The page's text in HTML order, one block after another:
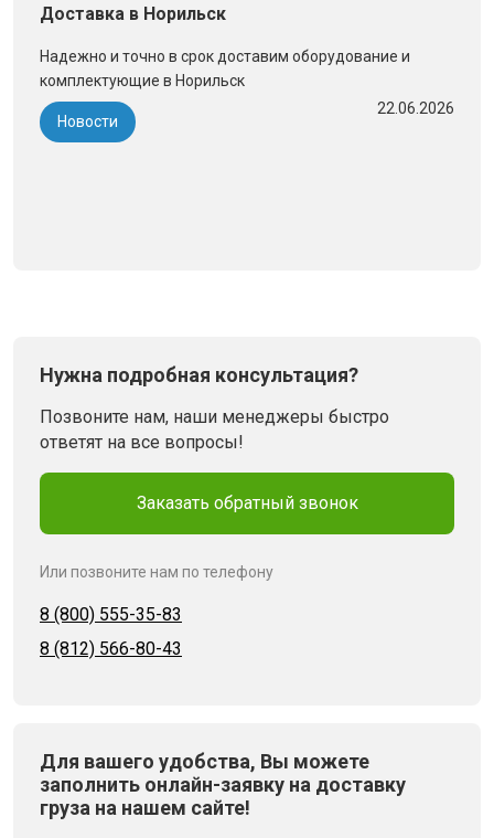
Доставка в Норильск
Надежно и точно в срок доставим оборудование и
комплектующие в Норильск
Новости
22.06.2026
Нужна подробная консультация?
Позвоните нам, наши менеджеры быстро
ответят на все вопросы!
Заказать обратный звонок
Или позвоните нам по телефону
8 (800) 555-35-83
8 (812) 566-80-43
Для вашего удобства, Вы можете
заполнить онлайн-заявку на доставку
груза на нашем сайте!